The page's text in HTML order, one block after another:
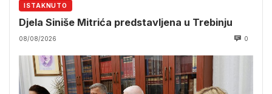
ISTAKNUTO
Djela Siniše Mitrića predstavljena u Trebinju
08/08/2026 0